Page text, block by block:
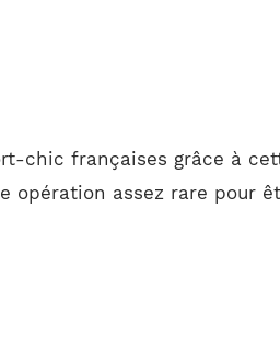
chic françaises grâce à
opération assez rare pour